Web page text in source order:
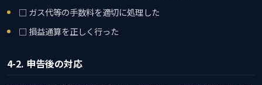
□ ガス代等の手数料を適切に処理した
□ 損益通算を正しく行った
4-2. 申告後の対応